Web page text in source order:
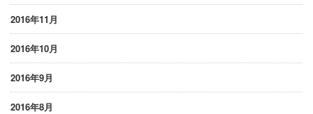
2016年11月
2016年10月
2016年9月
2016年8月